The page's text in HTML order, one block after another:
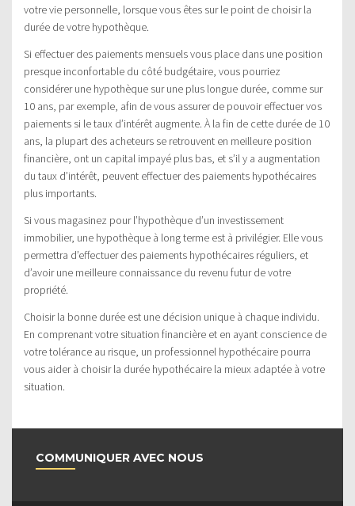
votre vie personnelle, lorsque vous êtes sur le point de choisir la
durée de votre hypothèque.
Si effectuer des paiements mensuels vous place dans une position
presque inconfortable du côté budgétaire, vous pourriez
considérer une hypothèque sur une plus longue durée, comme sur
10 ans, par exemple, afin de vous assurer de pouvoir effectuer vos
paiements si le taux d’intérêt augmente. À la fin de cette durée de 10
ans, la plupart des acheteurs se retrouvent en meilleure position
financière, ont un capital impayé plus bas, et s’il y a augmentation
du taux d’intérêt, peuvent effectuer des paiements hypothécaires
plus importants.
Si vous magasinez pour l’hypothèque d’un investissement
immobilier, une hypothèque à long terme est à privilégier. Elle vous
permettra d’effectuer des paiements hypothécaires réguliers, et
d’avoir une meilleure connaissance du revenu futur de votre
propriété.
Choisir la bonne durée est une décision unique à chaque individu.
En comprenant votre situation financière et en ayant conscience de
votre tolérance au risque, un professionnel hypothécaire pourra
vous aider à choisir la durée hypothécaire la mieux adaptée à votre
situation.
COMMUNIQUER AVEC NOUS